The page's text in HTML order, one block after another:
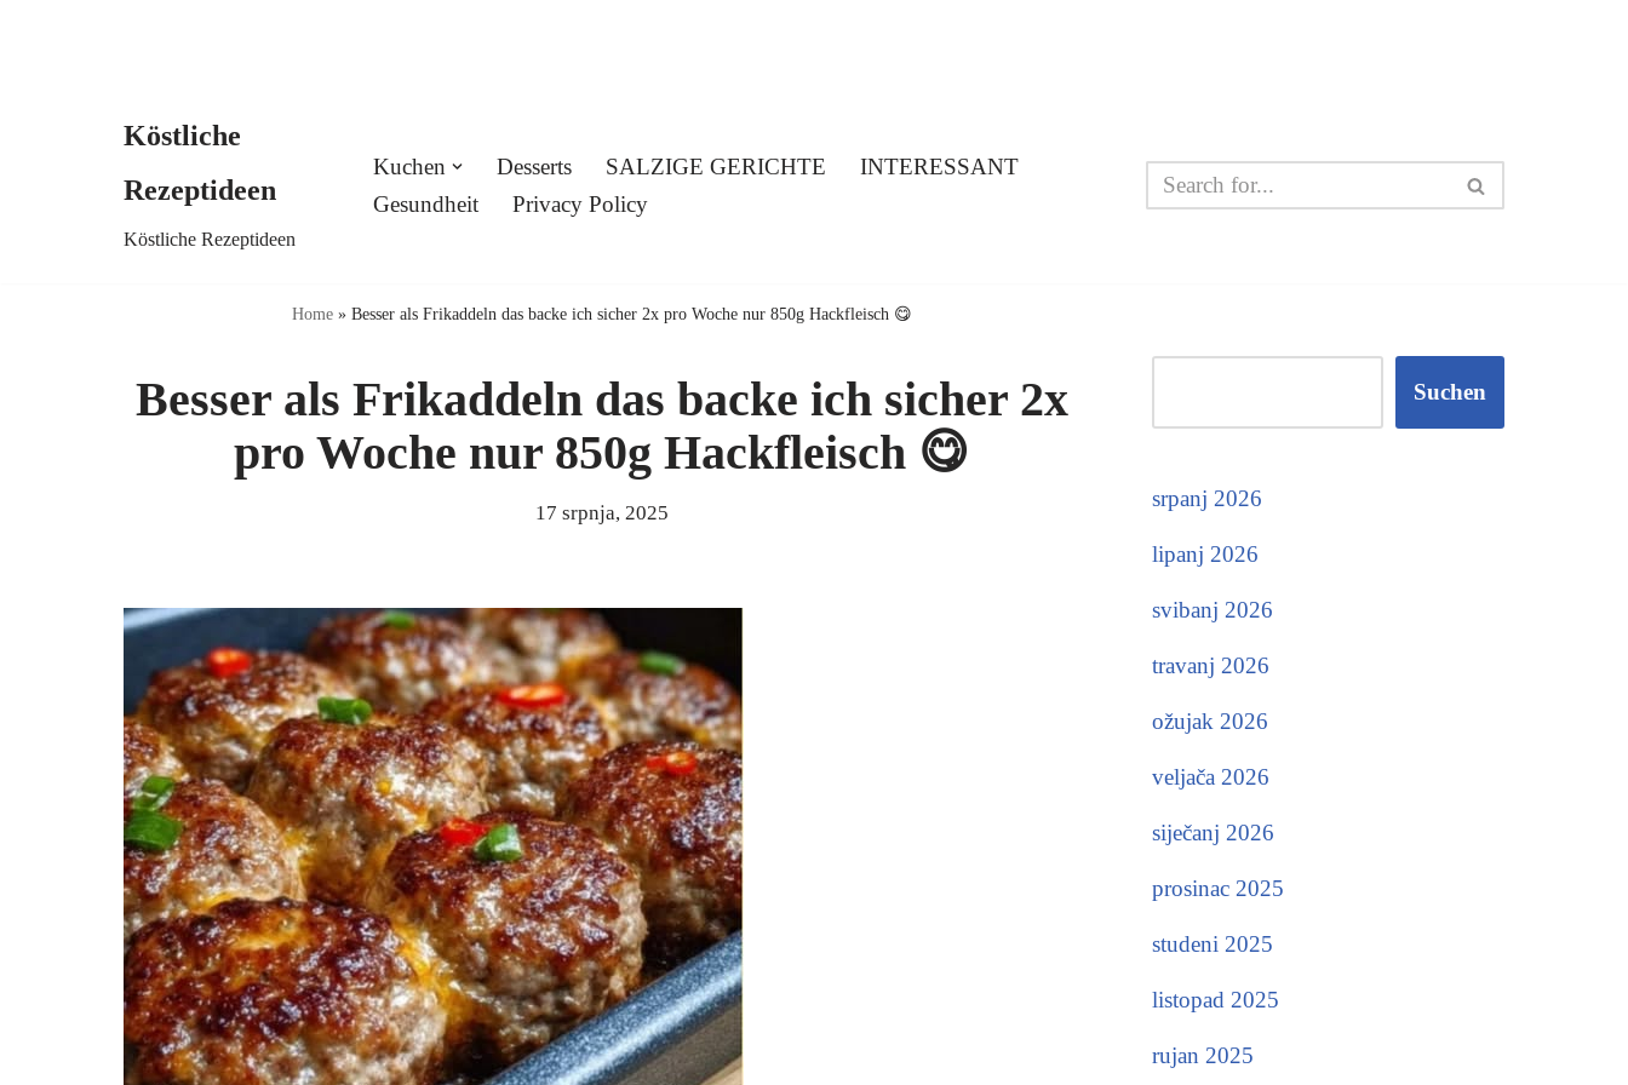
Köstliche
Rezeptideen
Köstliche Rezeptideen
Kuchen Desserts SALZIGE GERICHTE
INTERESSANT
Gesundheit
Privacy Policy
Home» Besser als Frikaddeln das backe ich sicher 2x pro Woche nur 850g Hackfleisch 😋
Besser als Frikaddeln das backe ich sicher 2x
pro Woche nur 850g Hackfleisch 😋
17 srpnja, 2025
Suchen
srpanj 2026
lipanj 2026
svibanj 2026
travanj 2026
ožujak 2026
veljača 2026
siječanj 2026
prosinac 2025
studeni 2025
listopad 2025
rujan 2025